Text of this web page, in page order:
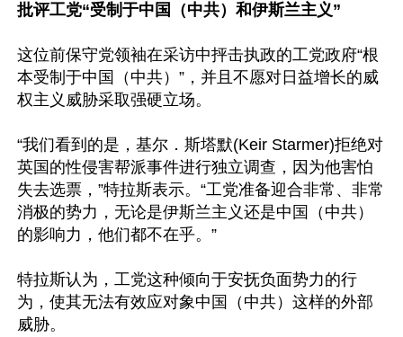
批评工党“受制于中国（中共）和伊斯兰主义”
这位前保守党领袖在采访中抨击执政的工党政府“根
本受制于中国（中共）”，并且不愿对日益增长的威
权主义威胁采取强硬立场。
“我们看到的是，基尔．斯塔默(Keir Starmer)拒绝对
英国的性侵害帮派事件进行独立调查，因为他害怕
失去选票，”特拉斯表示。“工党准备迎合非常、非常
消极的势力，无论是伊斯兰主义还是中国（中共）
的影响力，他们都不在乎。”
特拉斯认为，工党这种倾向于安抚负面势力的行
为，使其无法有效应对象中国（中共）这样的外部
威胁。